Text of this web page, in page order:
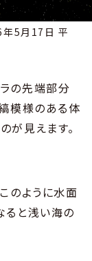
年5月17日 平
の先端部分
模様のある体
が見えます。
のように水面
ると浅い海の